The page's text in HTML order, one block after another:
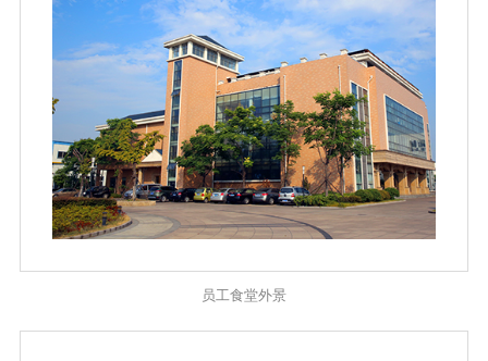
员工食堂外景